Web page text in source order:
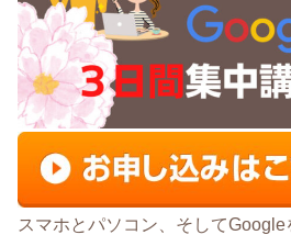
スマホとパソコン、そして